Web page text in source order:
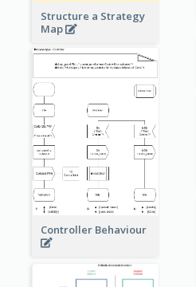
Structure a Strategy
Map
Controller Behaviour